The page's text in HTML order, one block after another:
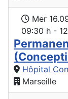
Mer
09:30 h -
Hôpital
Marseille